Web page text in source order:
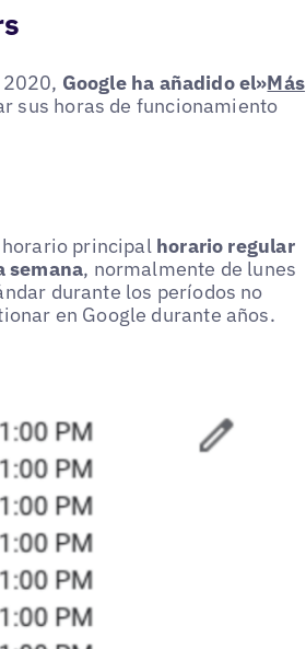
Google ha añadido el»Más
sus horas de funcionamiento
principal horario regular
semana, normalmente de lunes
durante los períodos no
en Google durante años.